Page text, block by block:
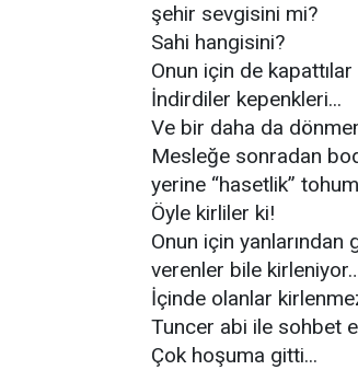
şehir sevgisini mi?
Sahi hangisini?
Onun için de kapattılar
İndirdiler kepenkleri...
Ve bir daha da
Mesleğe sonradan
yerine “hasetlik”
Öyle kirliler ki!
Onun için
verenler bile
İçinde olanlar
Tuncer abi ile sohbet
Çok hoşuma gitti...